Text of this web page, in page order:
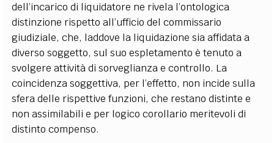
dell’incarico di liquidatore ne rivela l’ontologica
distinzione rispetto all’ufficio del commissario
giudiziale, che, laddove la liquidazione sia affidata a
diverso soggetto, sul suo espletamento è tenuto a
svolgere attività di sorveglianza e controllo. La
coincidenza soggettiva, per l’effetto, non incide sulla
sfera delle rispettive funzioni, che restano distinte e
non assimilabili e per logico corollario meritevoli di
distinto compenso.